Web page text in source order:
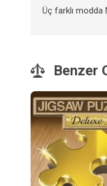
Üç farklı modda
Benzer